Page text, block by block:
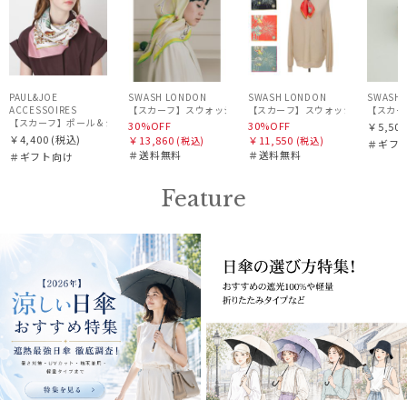
PAUL&JOE
ACCESSOIRES
【スカーフ】ポール & ジョー (PAUL & JOE ACCESSOIRES) シルクスカーフ空 オーステ
￥4,400 (税込)
＃ギフト向け
SWASH LONDON
30%OFF
￥13,860 (税込)
＃送料無料
SWASH LONDON
30%OFF
￥11,550 (税込)
＃送料無料
SWASH
【スカ
￥5,500
＃ギフ
Feature